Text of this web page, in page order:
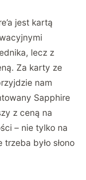
jest kartą
lecz z
Za karty ze
nam
Sapphire
z ceną na
– nie tylko na
było słono